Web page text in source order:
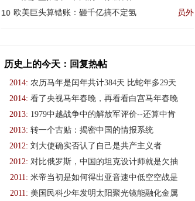
10 欧美巨头算错账：砸千亿搞不定氢 员外
历史上的今天：回复热帖
2014: 农历马年是闰年共计384天 比蛇年多29天
2014: 看了央视马年春晚，再看看白宫马年春晚
2013: 1979中越战争中的解放军评价--还算中肯
2013: 转一个古贴：揭密中国的情报系统
2012: 刘大使确实否认了自己是共产主义者
2012: 对比俄罗斯，中国的坦克设计师就是欠抽
2011: 米帝当初是如何得出亚音速中低空空战是
2011: 美国民科少年发明太阳聚光镜能融化金属